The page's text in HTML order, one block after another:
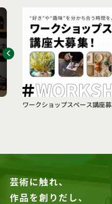
ワークショップスペース講座
芸術に触れ、
作品を創りだし、